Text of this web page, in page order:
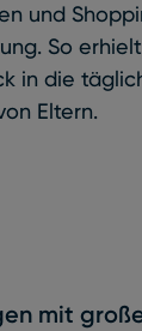
und
So
in die
Eltern.
mit